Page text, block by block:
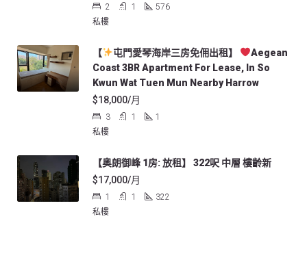
2 1
576
私樓
【 屯門愛琴海岸三房免佣出租】
Aegean
Coast 3BR Apartment For Lease, In So
Kwun Wat Tuen Mun Nearby Harrow
$18,000/月
3 1
1
私樓
【奥朗御峰 1房: 放租】 322呎 中層 樓齡新
$17,000/月
1 1
322
私樓